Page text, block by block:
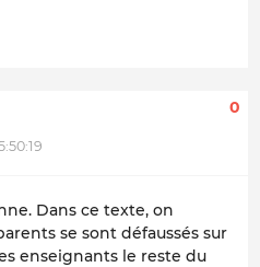
0
Dans ce texte, on
se sont défaussés sur
enseignants le reste du